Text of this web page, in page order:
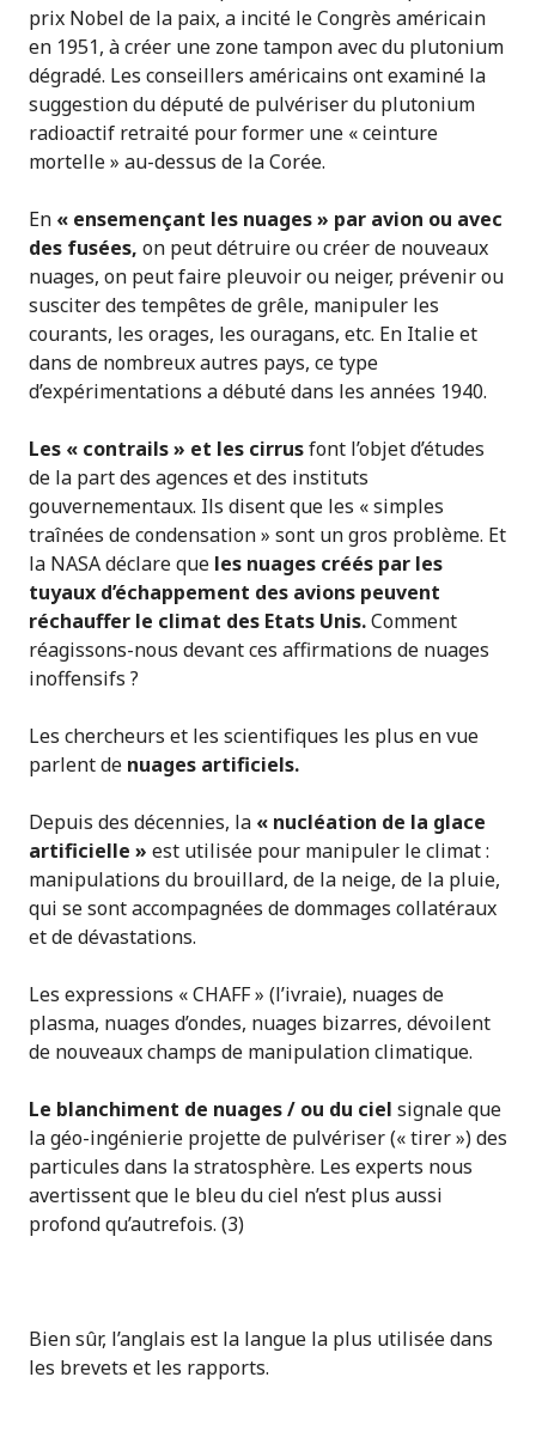
prix Nobel de la paix, a incité le Congrès américain
en 1951, à créer une zone tampon avec du plutonium
dégradé. Les conseillers américains ont examiné la
suggestion du député de pulvériser du plutonium
radioactif retraité pour former une « ceinture
mortelle » au-dessus de la Corée.
En « ensemençant les nuages » par avion ou avec
des fusées, on peut détruire ou créer de nouveaux
nuages, on peut faire pleuvoir ou neiger, prévenir ou
susciter des tempêtes de grêle, manipuler les
courants, les orages, les ouragans, etc. En Italie et
dans de nombreux autres pays, ce type
d’expérimentations a débuté dans les années 1940.
Les « contrails » et les cirrusfont l’objet d’études
de la part des agences et des instituts
gouvernementaux. Ils disent que les « simples
traînées de condensation » sont un gros problème. Et
la NASA déclare que les nuages créés par les
tuyaux d’échappement des avions peuvent
réchauffer le climat des Etats Unis.Comment
réagissons-nous devant ces affirmations de nuages
inoffensifs ?
Les chercheurs et les scientifiques les plus en vue
parlent de nuages artificiels.
Depuis des décennies, la « nucléation de la glace
artificielle » est utilisée pour manipuler le climat :
manipulations du brouillard, de la neige, de la pluie,
qui se sont accompagnées de dommages collatéraux
et de dévastations.
Les expressions « CHAFF » (l’ivraie), nuages de
plasma, nuages d’ondes, nuages bizarres, dévoilent
de nouveaux champs de manipulation climatique.
Le blanchiment de nuages / ou du ciel signale que
la géo-ingénierie projette de pulvériser (« tirer ») des
particules dans la stratosphère. Les experts nous
avertissent que le bleu du ciel n’est plus aussi
profond qu’autrefois. (3)
Bien sûr, l’anglais est la langue la plus utilisée dans
les brevets et les rapports.